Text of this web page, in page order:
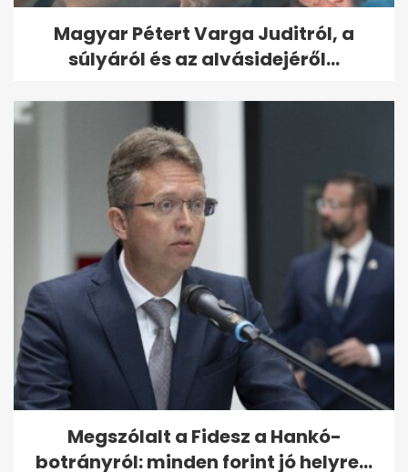
Magyar Pétert Varga Juditról, a
súlyáról és az alvásidejéről...
Megszólalt a Fidesz a Hankó-
botrányról: minden forint jó helyre...